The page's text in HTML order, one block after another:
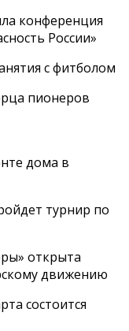
конференция
России»
с фитболом
пионеров
дома в
турнир по
открыта
движению
состоится